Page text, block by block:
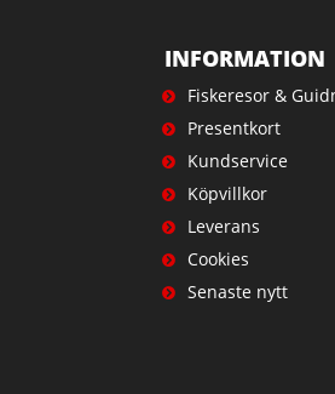
INFORMATION
Fiskeresor &
Presentkort
Kundservice
Köpvillkor
Leverans
Cookies
Senaste nytt